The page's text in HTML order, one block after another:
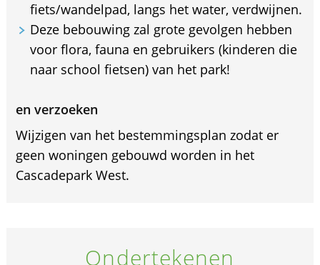
fiets/wandelpad, langs het water, verdwijnen.
Deze bebouwing zal grote gevolgen hebben
voor flora, fauna en gebruikers (kinderen die
naar school fietsen) van het park!
en verzoeken
Wijzigen van het bestemmingsplan zodat er
geen woningen gebouwd worden in het
Cascadepark West.
Ondertekenen